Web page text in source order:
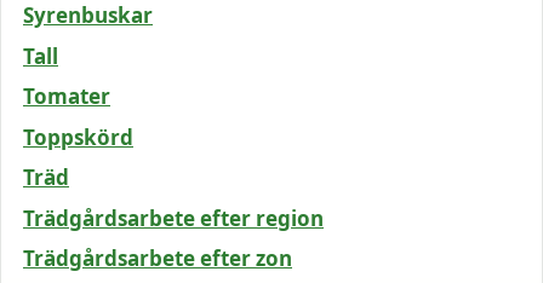
Syrenbuskar
Tall
Tomater
Toppskörd
Träd
Trädgårdsarbete efter region
Trädgårdsarbete efter zon